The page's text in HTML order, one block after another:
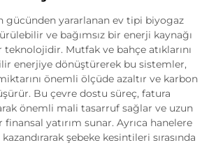
gücünden yararlanan ev tipi biyogaz
ve bağımsız bir enerji kaynağı
Mutfak ve bahçe atıklarını
enerjiye dönüştürerek bu sistemler,
önemli ölçüde azaltır ve karbon
Bu çevre dostu süreç, fatura
önemli mali tasarruf sağlar ve uzun
yatırım sunar. Ayrıca hanelere
kazandırarak şebeke kesintileri sırasında